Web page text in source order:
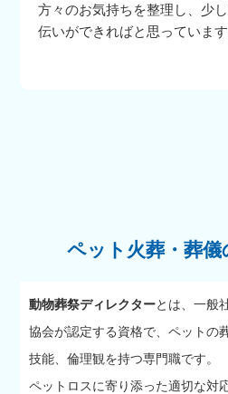
方々のお気持ちを整理し、少
伝いができればと思っています
ペット火葬・葬儀
動物葬祭ディレクターとは、一般
協会が認定する資格で、ペットの
技能、倫理観を持つ専門職です。
ペットロスに寄り添った適切な対